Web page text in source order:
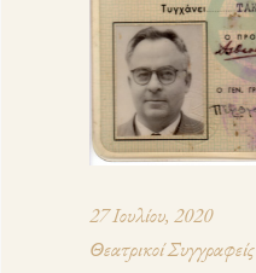
27 Ιουλίου, 2020
Θεατρικοί Συγγραφείς